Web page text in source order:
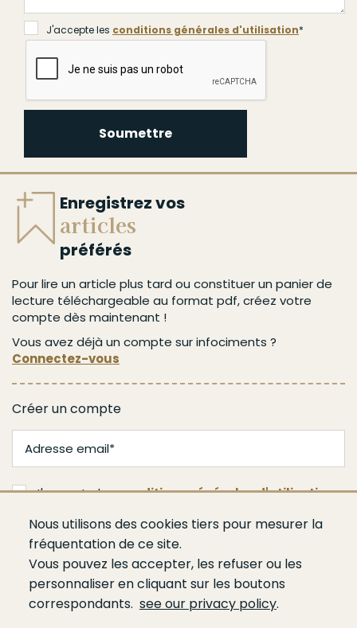
Nous utilisons des cookies tiers pour mesurer la
fréquentation de ce site.
Vous pouvez les accepter, les refuser ou les
personnaliser en cliquant sur les boutons
correspondants. see our privacy policy.
J'accepte lesconditions générales d'utilisation*
J'accepte les conditions générales d'utilisation*
Soumettre
Enregistrez vos
articles
préférés
Pour lire un article plus tard ou constituer un panier de
lecture téléchargeable au format pdf, créez votre
compte dès maintenant !
Vous avez déjà un compte sur infociments ?
Connectez-vous
Créer un compte
J'accepte lesconditions générales d'utilisation
Valider